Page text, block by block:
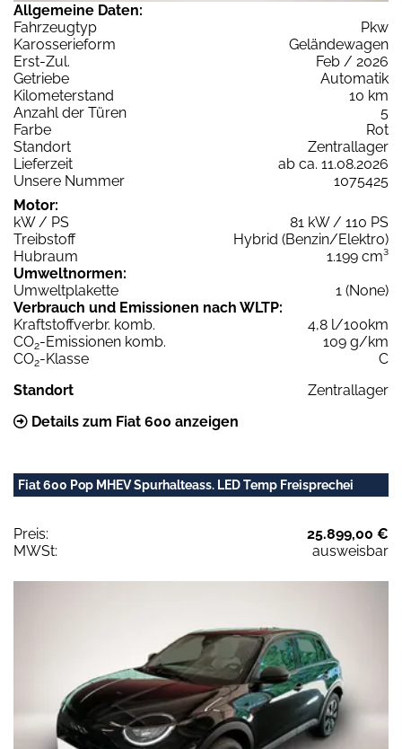
Allgemeine Daten:
Fahrzeugtyp
Pkw
Karosserieform
Geländewagen
Erst-Zul.
Feb / 2026
Getriebe
Automatik
Kilometerstand
10 km
Anzahl der Türen
5
Farbe
Rot
Standort
Zentrallager
Lieferzeit
ab ca. 11.08.2026
Unsere Nummer
1075425
Motor:
kW / PS
81 kW / 110 PS
Treibstoff
Hybrid (Benzin/Elektro)
Hubraum
1.199 cm³
Umweltnormen:
Umweltplakette
1 (None)
Verbrauch und Emissionen nach WLTP:
Kraftstoffverbr. komb.
4,8 l/100km
CO2-Emissionen komb.
109 g/km
CO2-Klasse
C
Standort
Zentrallager
Details zum Fiat 600 anzeigen
Fiat 600 Pop MHEV Spurhalteass. LED Temp Freisprechei
Preis:
25.899,00 €
MWSt:
ausweisbar